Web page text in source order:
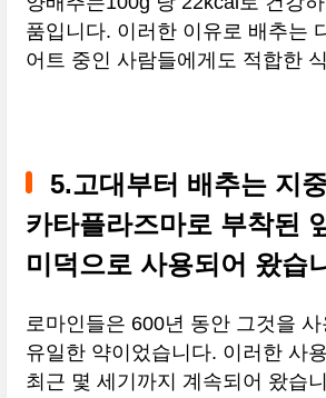
품입니다. 이러한 이유로 배추는
어트 중인 사람들에게도 적합한
5.고대부터 배추는 지
카타플라즈마로 부착된
미덕으로 사용되어 왔습
로마인들은 600년 동안 그것을 사
유일한 약이었습니다. 이러한 사
최근 몇 세기까지 계속되어 왔습